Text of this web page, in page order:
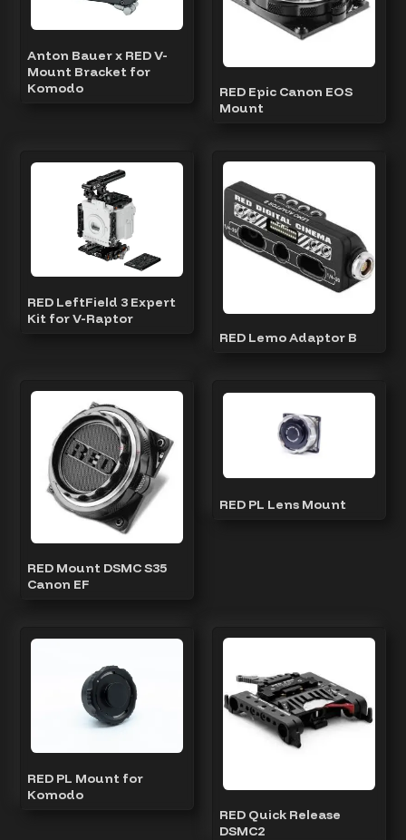
Consommable
Anton Bauer x RED V-
Mount Bracket for
Komodo
RED Epic Canon EOS
Mount
RED LeftField 3 Expert
Kit for V-Raptor
RED Lemo Adaptor B
RED Mount DSMC S35
Canon EF
RED PL Lens Mount
RED PL Mount for
Komodo
RED Quick Release
DSMC2